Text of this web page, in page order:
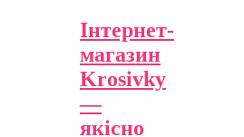
Інтернет-
магазин
Krosivky
—
якісно